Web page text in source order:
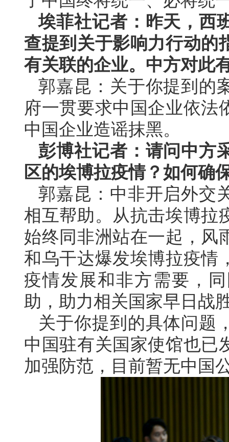
埃菲社记者：昨天，西
查提到关于影响力行动的
有关联的企业。中方对此
郭嘉昆：关于你提到的
府一贯要求中国企业依法
中国企业造谣抹黑。
彭博社记者：请问中方
区的埃博拉疫情？如何确
郭嘉昆：中非开启外交
相互帮助。从抗击埃博拉
始终同非洲站在一起，风
和乌干达爆发埃博拉疫情
疫情发展和非方需要，
助，助力相关国家早日战
关于你提到的具体问题
中国驻有关国家使馆也已
加强防范，目前暂无中国